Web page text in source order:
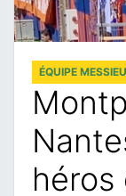
ÉQUIPE
héros